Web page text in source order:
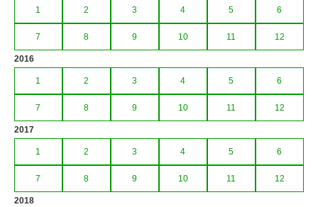
1 2 3 4 5 6
7 8 9 10 11 12
2016
1 2 3 4 5 6
7 8 9 10 11 12
2017
1 2 3 4 5 6
7 8 9 10 11 12
2018